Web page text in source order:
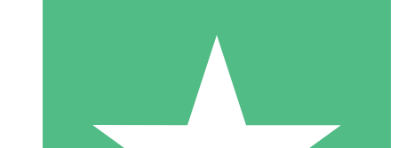
10 Downloads
20 00